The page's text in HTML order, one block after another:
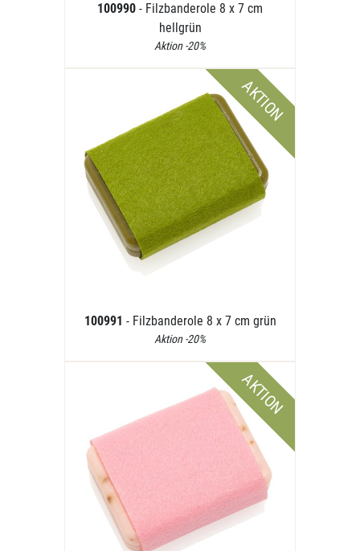
100990 - Filzbanderole 8 x 7 cm
hellgrün
Aktion -20%
AKTION
100991 - Filzbanderole 8 x 7 cm grün
Aktion -20%
AKTION